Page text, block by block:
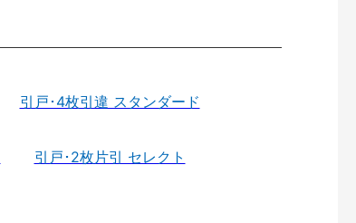
引戸･4枚引違 スタンダード
引戸･2枚片引 セレクト